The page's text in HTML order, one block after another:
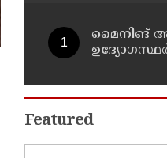
മൈനിങ്
Featured